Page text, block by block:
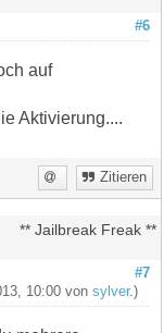
#6
auf
Aktivierung....
Zitieren
** Jailbreak Freak **
#7
10:00 vonsylver.)